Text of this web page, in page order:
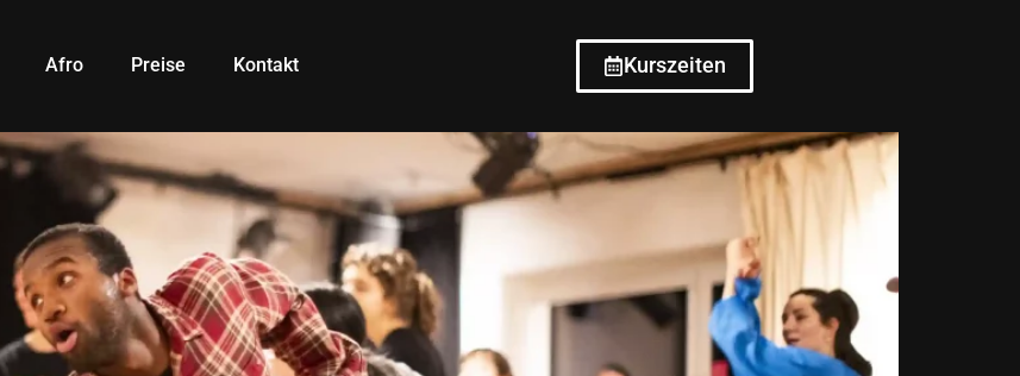
Afro Preise Kontakt Kurszeiten